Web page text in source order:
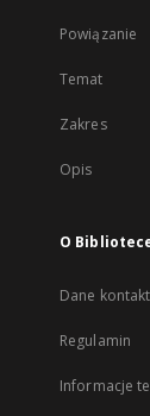
Powiązanie
Temat
Zakres
Opis
O
Dane
Regulamin
Informacje